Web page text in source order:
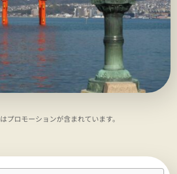
プロモーションが含まれています。